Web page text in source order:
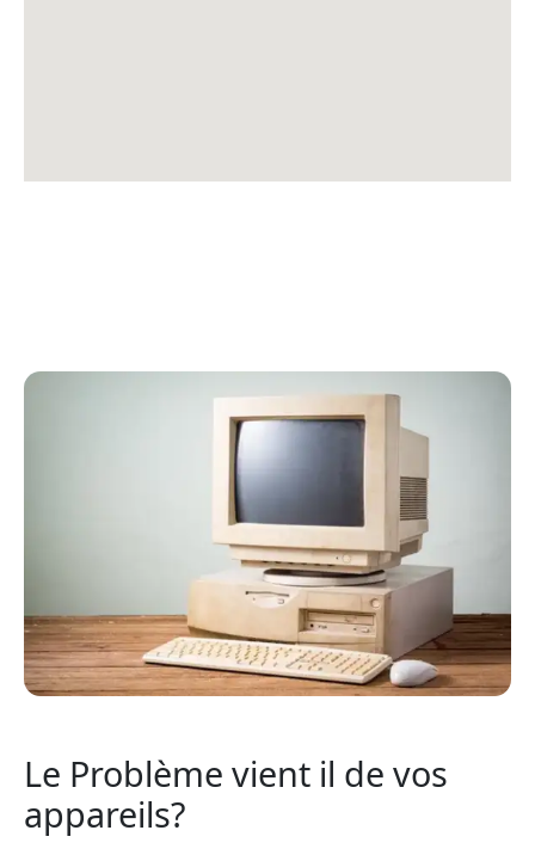
Le Problème vient il de vos
appareils?